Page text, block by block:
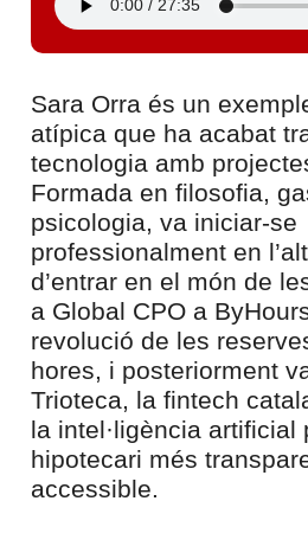
Sara Orra és un
atípica que ha acabat
tecnologia amb
Formada en filosofia,
psicologia, va iniciar-se
professionalment en
d’entrar en el món de
a Global CPO a
revolució de les
hores, i posteriorment
Trioteca, la fintech
la intel·ligència artificial
hipotecari més
accessible.